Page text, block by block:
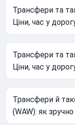
Трансфери та
Ціни, час у
Трансфери та
Ціни, час у
Трансфери й
(WAW): як